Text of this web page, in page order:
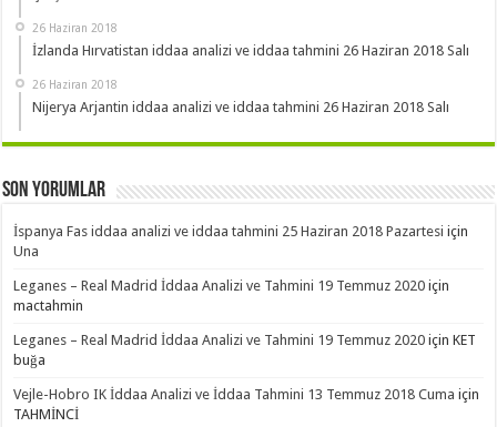
26 Haziran 2018
İzlanda Hırvatistan iddaa analizi ve iddaa tahmini 26 Haziran 2018 Salı
26 Haziran 2018
Nijerya Arjantin iddaa analizi ve iddaa tahmini 26 Haziran 2018 Salı
Son Yorumlar
İspanya Fas iddaa analizi ve iddaa tahmini 25 Haziran 2018 Pazartesi için
Una
Leganes – Real Madrid İddaa Analizi ve Tahmini 19 Temmuz 2020 için
mactahmin
Leganes – Real Madrid İddaa Analizi ve Tahmini 19 Temmuz 2020 içinKET
buğa
Vejle-Hobro IK İddaa Analizi ve İddaa Tahmini 13 Temmuz 2018 Cuma için
TAHMİNCİ